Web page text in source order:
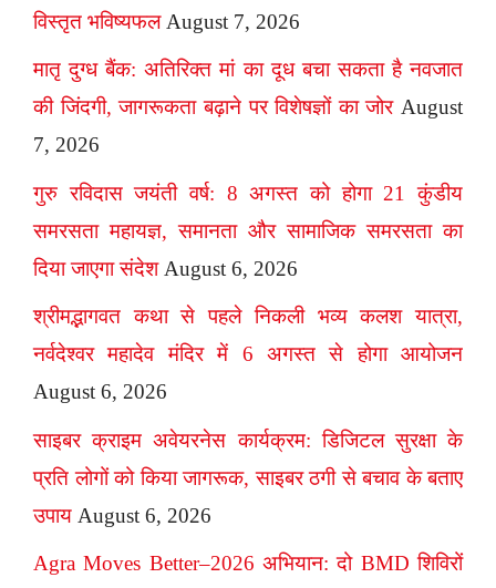
विस्तृत भविष्यफल August 7, 2026
मातृ दुग्ध बैंक: अतिरिक्त मां का दूध बचा सकता है नवजात
की जिंदगी, जागरूकता बढ़ाने पर विशेषज्ञों का जोर August
7, 2026
गुरु रविदास जयंती वर्ष: 8 अगस्त को होगा 21 कुंडीय
समरसता महायज्ञ, समानता और सामाजिक समरसता का
दिया जाएगा संदेश August 6, 2026
श्रीमद्भागवत कथा से पहले निकली भव्य कलश यात्रा,
नर्वदेश्वर महादेव मंदिर में 6 अगस्त से होगा आयोजन
August 6, 2026
साइबर क्राइम अवेयरनेस कार्यक्रम: डिजिटल सुरक्षा के
प्रति लोगों को किया जागरूक, साइबर ठगी से बचाव के बताए
उपाय August 6, 2026
Agra Moves Better–2026 अभियान: दो BMD शिविरों